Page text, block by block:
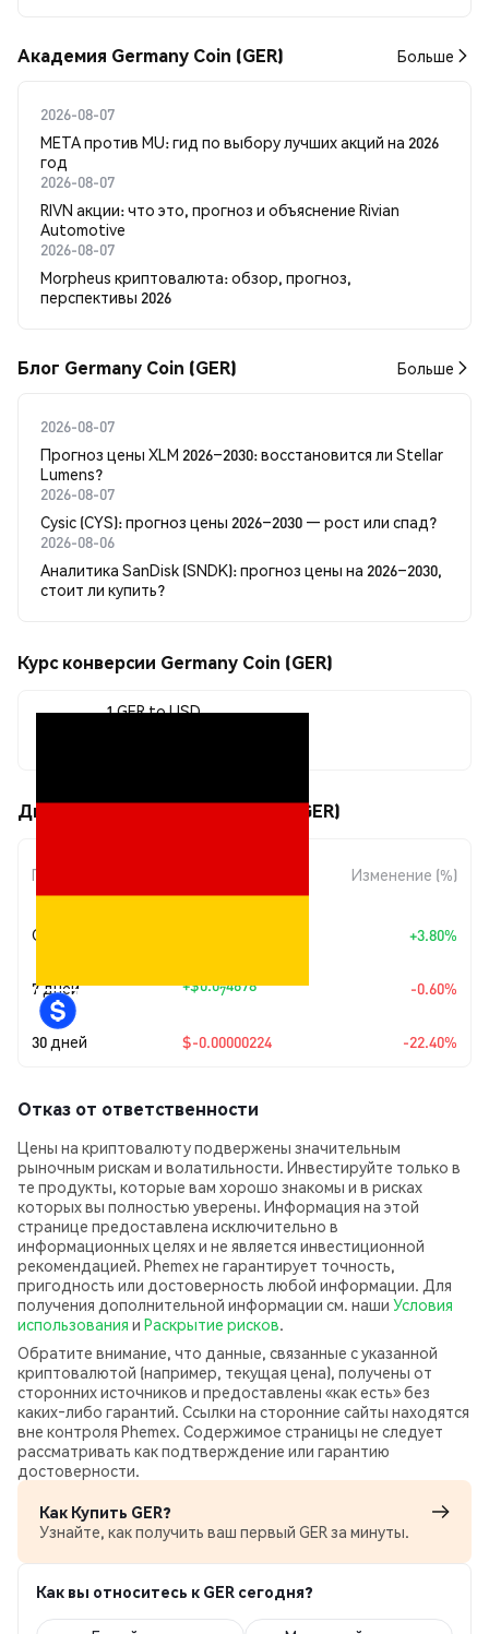
Академия Germany Coin (GER) Больше
2026-08-07
META против MU: гид по выбору лучших акций на 2026
год
2026-08-07
RIVN акции: что это, прогноз и объяснение Rivian
Automotive
2026-08-07
Morpheus криптовалюта: обзор, прогноз,
перспективы 2026
Блог Germany Coin (GER) Больше
2026-08-07
Прогноз цены XLM 2026–2030: восстановится ли Stellar
Lumens?
2026-08-07
Cysic (CYS): прогноз цены 2026–2030 — рост или спад?
2026-08-06
Аналитика SanDisk (SNDK): прогноз цены на 2026–2030,
стоит ли купить?
Курс конверсии Germany Coin (GER)
1 GER to USD
Движения цены Germany Coin (GER)
Период Изменение (%)
Сегодня +3.80%
7 дней +$0.074678 -0.60%
30 дней $-0.00000224 -22.40%
Отказ от ответственности
Цены на криптовалюту подвержены значительным
рыночным рискам и волатильности. Инвестируйте только в
те продукты, которые вам хорошо знакомы и в рисках
которых вы полностью уверены. Информация на этой
странице предоставлена исключительно в
информационных целях и не является инвестиционной
рекомендацией. Phemex не гарантирует точность,
пригодность или достоверность любой информации. Для
получения дополнительной информации см. наши Условия
использования и Раскрытие рисков.
Обратите внимание, что данные, связанные с указанной
криптовалютой (например, текущая цена), получены от
сторонних источников и предоставлены «как есть» без
каких‑либо гарантий. Ссылки на сторонние сайты находятся
вне контроля Phemex. Содержимое страницы не следует
рассматривать как подтверждение или гарантию
достоверности.
Как Купить GER?
Узнайте, как получить ваш первый GER за минуты.
Как вы относитесь к GER сегодня?